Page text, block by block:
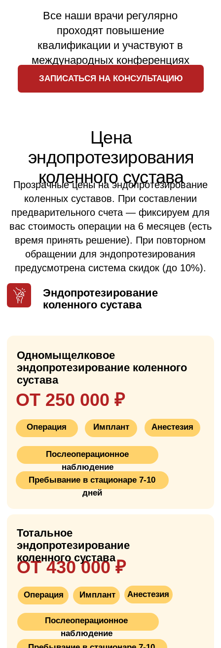
Рекомендуем
за сутки
Одноместная палата повышенной
комфортного восстановления.
День госпитализации - бесплатно, не
оплачивается палата и пребывание.
Что входит:
санузел
✓ душевая кабина с гидромассажным
✓удобная медицинская кровать с
пультом управления
✓LCD-телевизор
✓бесплатный Wi-Fi
✓кондиционер
уход медсестры
кнопка вызова медсестры
это операция по замене повреждённого
коленного сустава на искусственный
протез. Процедура выполняется при
развитом остеоартрозе, ревматоидном
артрите или после травм, когда хрящ
сустава уже не восстанавливается и боли
Что такое
эндопротезирование
коленного сустава?